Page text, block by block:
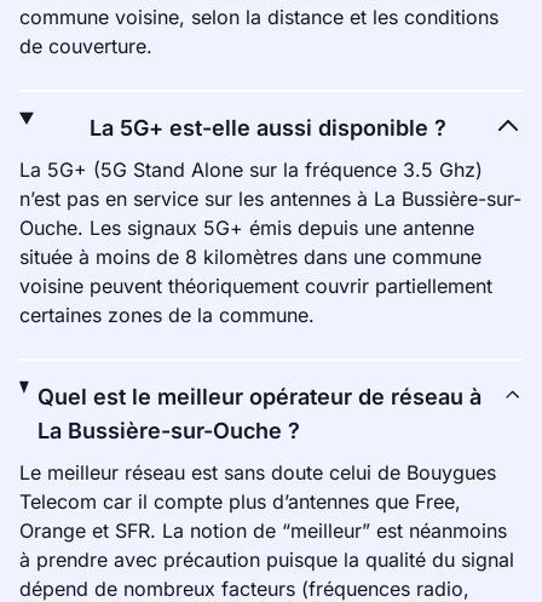
commune voisine, selon la distance et les conditions
de couverture.
La 5G+ est-elle aussi disponible ?
La 5G+ (5G Stand Alone sur la fréquence 3.5 Ghz)
n’est pas en service sur les antennes à La Bussière-sur-
Ouche. Les signaux 5G+ émis depuis une antenne
située à moins de 8 kilomètres dans une commune
voisine peuvent théoriquement couvrir partiellement
certaines zones de la commune.
Quel est le meilleur opérateur de réseau à
La Bussière-sur-Ouche ?
Le meilleur réseau est sans doute celui de Bouygues
Telecom car il compte plus d’antennes que Free,
Orange et SFR. La notion de “meilleur” est néanmoins
à prendre avec précaution puisque la qualité du signal
dépend de nombreux facteurs (fréquences radio,